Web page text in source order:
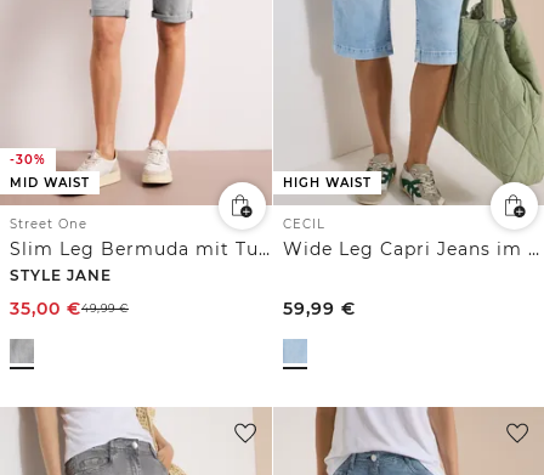
-30%
MID WAIST
Street One
Slim Leg Bermuda mit Turn-Up-Detail
STYLE JANE
35,00 €49,99€
HIGH WAIST
CECIL
Wide Leg Capri Jeans im Loose Fit
59,99 €